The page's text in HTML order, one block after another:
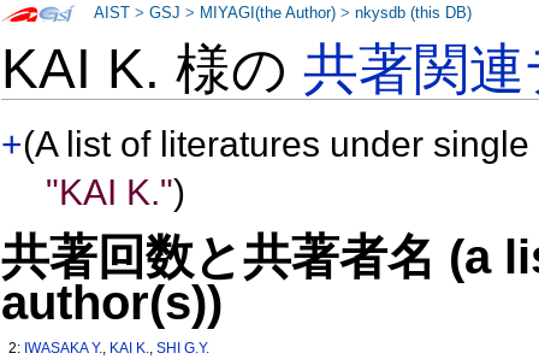
KAI K. 様の共著関
+(A list of literatures under
"KAI K.")
共著回数と共著者名 (a
author(s))
2: IWASAKA Y., KAI K.,SHI G.Y.
AIST >GSJ > MIYAGI(the Author) >nkysdb (this DB)